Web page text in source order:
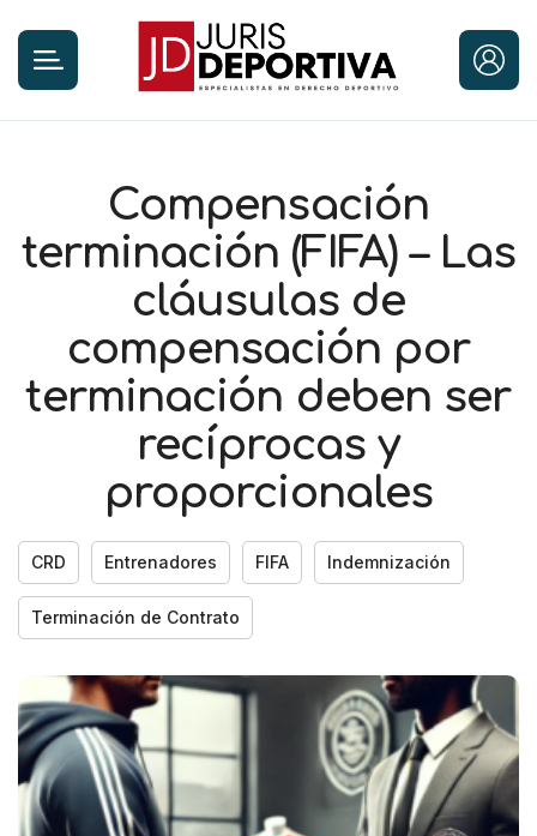
Compensación
terminación (FIFA) – Las
cláusulas de
compensación por
terminación deben ser
recíprocas y
proporcionales
CRD Entrenadores FIFA Indemnización
Terminación de Contrato